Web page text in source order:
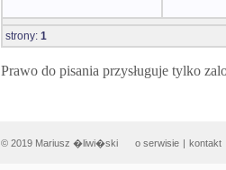
strony: 1
Prawo do pisania przysługuje tylko
© 2019 Mariusz �liwi�ski o serwisie | kontakt